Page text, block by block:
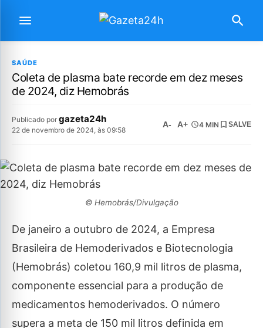
SAÚDE
Coleta de plasma bate recorde em dez meses
de 2024, diz Hemobrás
Publicado por gazeta24h
22 de novembro de 2024, às 09:58
A- A+ 4 MIN SALVE
© Hemobrás/Divulgação
De janeiro a outubro de 2024, a Empresa
Brasileira de Hemoderivados e Biotecnologia
(Hemobrás) coletou 160,9 mil litros de plasma,
componente essencial para a produção de
medicamentos hemoderivados. O número
supera a meta de 150 mil litros definida em